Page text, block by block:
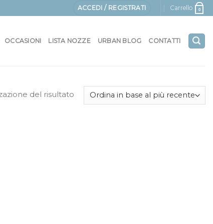
ACCEDI / REGISTRATI Carrello 0
OCCASIONI LISTA NOZZE URBAN BLOG CONTATTI
del risultato